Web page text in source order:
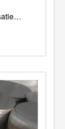
het
Deze